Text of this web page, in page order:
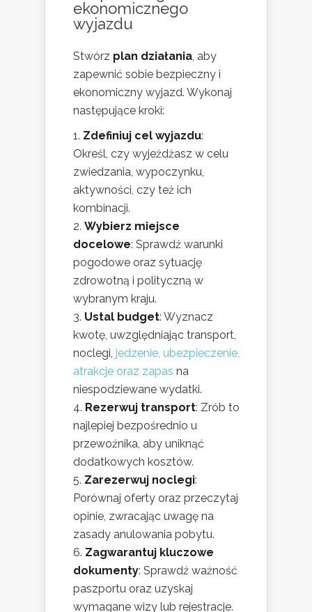
ekonomicznego
wyjazdu
Stwórz plan działania , aby
zapewnić sobie bezpieczny i
ekonomiczny wyjazd. Wykonaj
następujące kroki:
Zdefiniuj cel wyjazdu:
Określ, czy wyjeżdżasz w celu
zwiedzania, wypoczynku,
aktywności, czy też ich
kombinacji.
Wybierz miejsce
docelowe: Sprawdź warunki
pogodowe oraz sytuację
zdrowotną i polityczną w
wybranym kraju.
Ustal budget: Wyznacz
kwotę, uwzględniając transport,
noclegi, jedzenie, ubezpieczenie,
atrakcje oraz zapas na
niespodziewane wydatki.
Rezerwuj transport: Zrób to
najlepiej bezpośrednio u
przewoźnika, aby uniknąć
dodatkowych kosztów.
Zarezerwuj noclegi:
Porównaj oferty oraz przeczytaj
opinie, zwracając uwagę na
zasady anulowania pobytu.
Zagwarantuj kluczowe
dokumenty: Sprawdź ważność
paszportu oraz uzyskaj
wymagane wizy lub rejestracje.